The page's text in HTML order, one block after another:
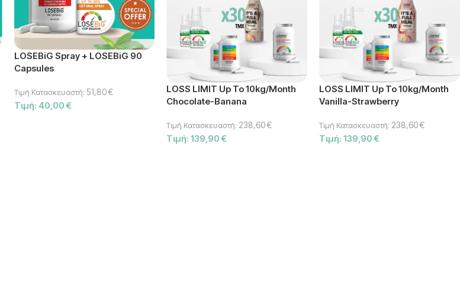
LOSEBiG Spray + LOSEBiG 90
Capsules
Τιμή Κατασκευαστή: 51,80€
Τιμή: 40,00 €
LOSS LIMIT Up To 10kg/month
Chocolate-Banana
Τιμή Κατασκευαστή: 238,60€
Τιμή: 139,90€
LOSS LIMIT Up To 10kg/month
Vanilla-Strawberry
Τιμή Κατασκευαστή: 238,60€
Τιμή: 139,90€